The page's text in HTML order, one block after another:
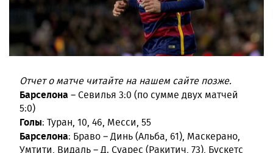
Отчет о матче читайте на нашем сайте позже.
Барселона – Севилья 3:0 (по сумме двух матчей
5:0)
Голы: Туран, 10, 46, Месси, 55
Барселона: Браво – Динь (Альба, 61), Маскерано,
Умтити, Видаль – Д. Суарес (Ракитич, 73), Бускетс